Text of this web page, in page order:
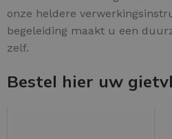
onze heldere
begeleiding maakt u een
zelf.
Bestel hier uw